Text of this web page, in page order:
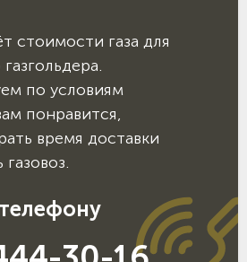
стоимости газа для
по условиям
понравится,
время доставки